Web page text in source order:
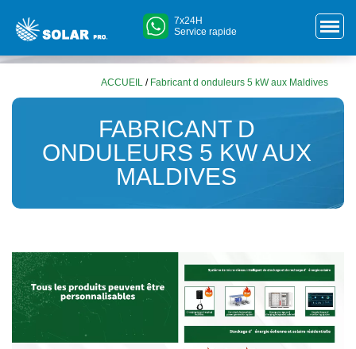
7x24H
Service rapide
ACCUEIL / Fabricant d onduleurs 5 kW aux Maldives
FABRICANT D
ONDULEURS 5 KW AUX
MALDIVES